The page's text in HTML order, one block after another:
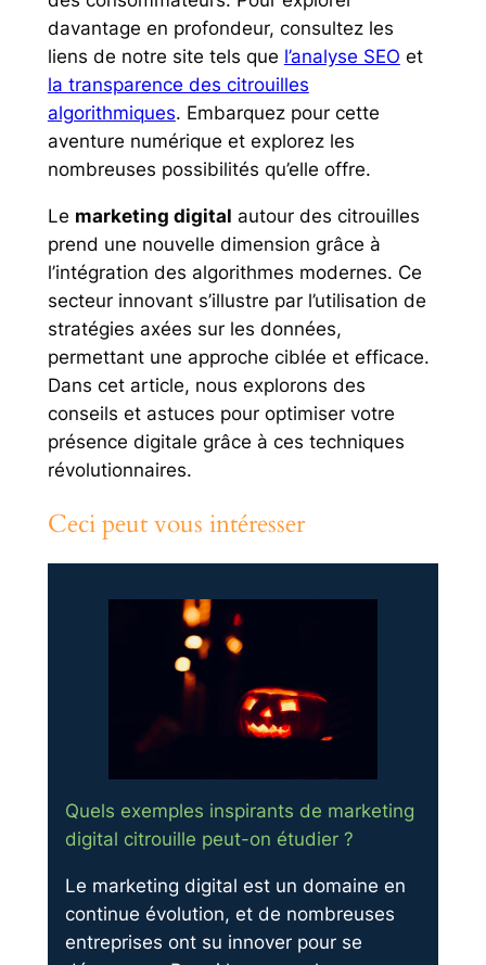
davantage en profondeur, consultez les
liens de notre site tels que l’analyse SEO et
la transparence des citrouilles
algorithmiques. Embarquez pour cette
aventure numérique et explorez les
nombreuses possibilités qu’elle offre.
Le marketing digital autour des citrouilles
prend une nouvelle dimension grâce à
l’intégration des algorithmes modernes. Ce
secteur innovant s’illustre par l’utilisation de
stratégies axées sur les données,
permettant une approche ciblée et efficace.
Dans cet article, nous explorons des
conseils et astuces pour optimiser votre
présence digitale grâce à ces techniques
révolutionnaires.
Ceci peut vous intéresser
Quels exemples inspirants de marketing
digital citrouille peut-on étudier ?
Le marketing digital est un domaine en
continue évolution, et de nombreuses
entreprises ont su innover pour se